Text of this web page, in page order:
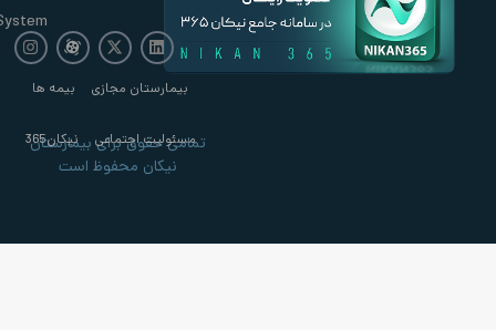
System
بیمه ها
نیکان365
تمامی حقوق برای بیمارستان